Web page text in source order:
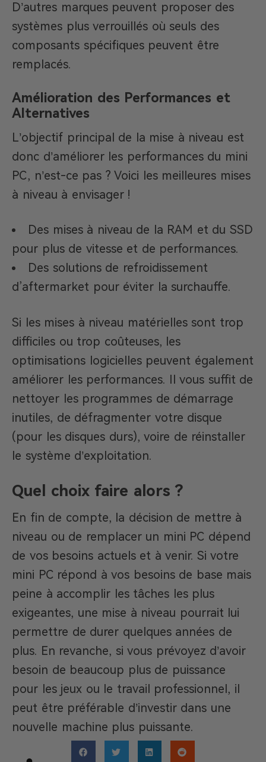
D’autres marques peuvent proposer des
systèmes plus verrouillés où seuls des
composants spécifiques peuvent être
remplacés.
Amélioration des Performances et
Alternatives
L’objectif principal de la mise à niveau est
donc d’améliorer les performances du mini
PC, n’est-ce pas ? Voici les meilleures mises
à niveau à envisager !
Des mises à niveau de la RAM et du SSD
pour plus de vitesse et de performances.
Des solutions de refroidissement
d’aftermarket pour éviter la surchauffe.
Si les mises à niveau matérielles sont trop
difficiles ou trop coûteuses, les
optimisations logicielles peuvent également
améliorer les performances. Il vous suffit de
nettoyer les programmes de démarrage
inutiles, de défragmenter votre disque
(pour les disques durs), voire de réinstaller
le système d’exploitation.
Quel choix faire alors ?
En fin de compte, la décision de mettre à
niveau ou de remplacer un mini PC dépend
de vos besoins actuels et à venir. Si votre
mini PC répond à vos besoins de base mais
peine à accomplir les tâches les plus
exigeantes, une mise à niveau pourrait lui
permettre de durer quelques années de
plus. En revanche, si vous prévoyez d’avoir
besoin de beaucoup plus de puissance
pour les jeux ou le travail professionnel, il
peut être préférable d’investir dans une
nouvelle machine plus puissante.